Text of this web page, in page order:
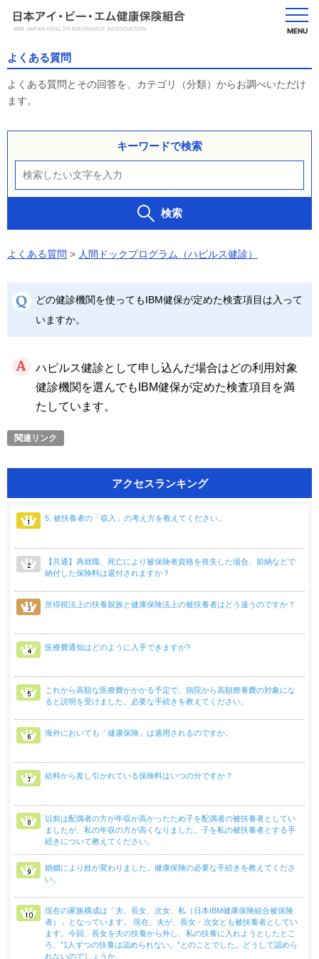
MENU
よくある質問
よくある質問とその回答を、カテゴリ（分類）からお調べいただけ
ます。
キーワードで検索
検索
よくある質問 > 人間ドックプログラム（ハピルス健診）
どの健診機関を使ってもIBM健保が定めた検査項目は入って
いますか。
ハピルス健診として申し込んだ場合はどの利用対象
健診機関を選んでもIBM健保が定めた検査項目を満
たしています。
アクセスランキング
5. 被扶養者の「収入」の考え方を教えてください。
【共通】再就職、死亡により被保険者資格を喪失した場合、前納などで
納付した保険料は還付されますか？
所得税法上の扶養親族と健康保険法上の被扶養者はどう違うのですか？
医療費通知はどのように入手できますか?
これから高額な医療費がかかる予定で、病院から高額療養費の対象にな
ると説明を受けました。必要な手続きを教えてください。
海外においても「健康保険」は適用されるのですか。
給料から差し引かれている保険料はいつの分ですか？
以前は配偶者の方が年収が高かったため子を配偶者の被扶養者としてい
ましたが、私の年収の方が高くなりました。子を私の被扶養者とする手
続きについて教えてください。
婚姻により姓が変わりました。健康保険の必要な手続きを教えてくださ
い。
現在の家族構成は「夫、長女、次女、私（日本IBM健康保険組合被保険
者）」となっています。 現在、夫が、長女・次女とも被扶養者としてい
ます。今回、長女を夫の扶養から外し、私の扶養に入れようとしたとこ
ろ、”1人ずつの扶養は認められない。”とのことでした。どうして認めら
れないのでしょうか。